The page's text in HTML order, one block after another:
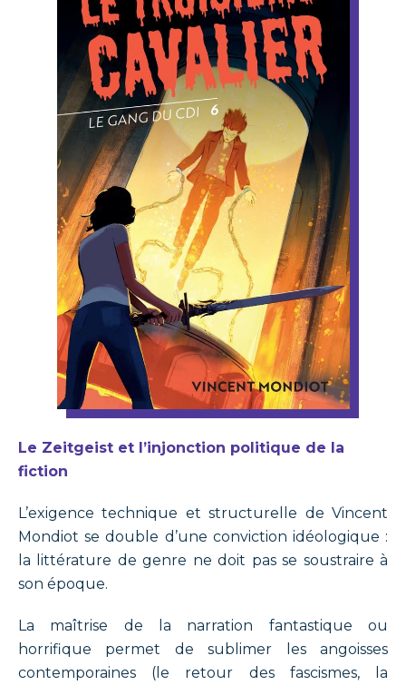
Le Zeitgeist et l’injonction politique de la
fiction
L’exigence technique et structurelle de Vincent
Mondiot se double d’une conviction idéologique :
la littérature de genre ne doit pas se soustraire à
son époque.
La maîtrise de la narration fantastique ou
horrifique permet de sublimer les angoisses
contemporaines (le retour des fascismes, la